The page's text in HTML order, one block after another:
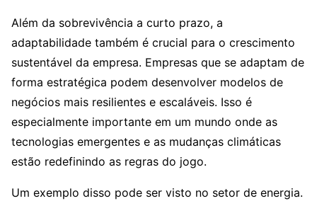
Além da sobrevivência a curto prazo, a
adaptabilidade também é crucial para o crescimento
sustentável da empresa. Empresas que se adaptam de
forma estratégica podem desenvolver modelos de
negócios mais resilientes e escaláveis. Isso é
especialmente importante em um mundo onde as
tecnologias emergentes e as mudanças climáticas
estão redefinindo as regras do jogo.
Um exemplo disso pode ser visto no setor de energia.